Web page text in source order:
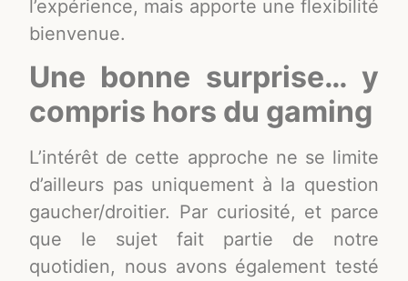
l’expérience, mais apporte une flexibilité
bienvenue.
Une bonne surprise… y
compris hors du gaming
L’intérêt de cette approche ne se limite
d’ailleurs pas uniquement à la question
gaucher/droitier. Par curiosité, et parce
que le sujet fait partie de notre
quotidien, nous avons également testé